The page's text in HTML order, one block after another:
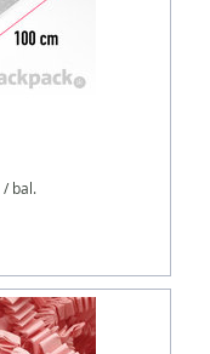
/ bal.